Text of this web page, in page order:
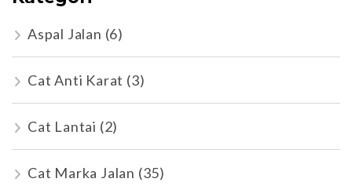
Aspal Jalan (6)
Cat Anti Karat (3)
Cat Lantai (2)
Cat Marka Jalan (35)